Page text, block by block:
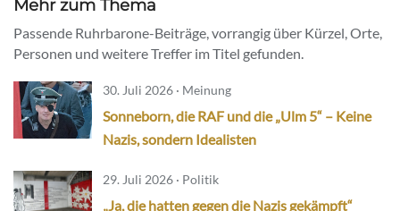
Mehr zum Thema
Passende Ruhrbarone-Beiträge, vorrangig über Kürzel, Orte,
Personen und weitere Treffer im Titel gefunden.
30. Juli 2026 · Meinung
Sonneborn, die RAF und die „Ulm 5“ – Keine
Nazis, sondern Idealisten
29. Juli 2026 · Politik
„Ja, die hatten gegen die Nazis gekämpft“